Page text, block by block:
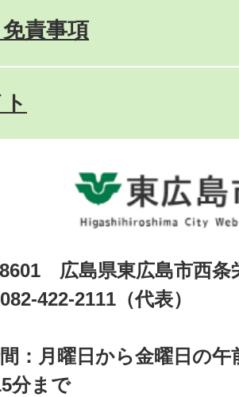
責事項
8601 広島県東広島市西
422-2111（代表）
：月曜日から金曜日の午
分まで